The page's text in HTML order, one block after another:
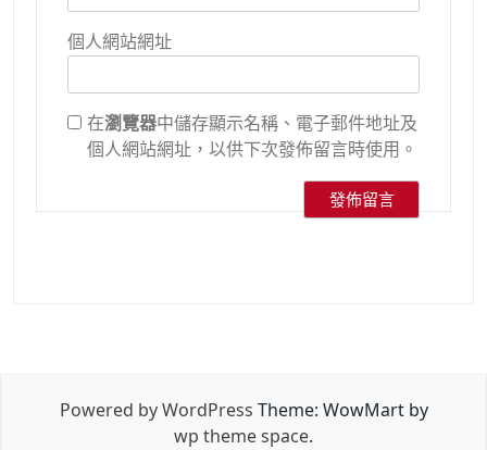
個人網站網址
在瀏覽器中儲存顯示名稱、電子郵件地址及
個人網站網址，以供下次發佈留言時使用。
Powered by WordPress Theme: WowMart by
wp theme space.